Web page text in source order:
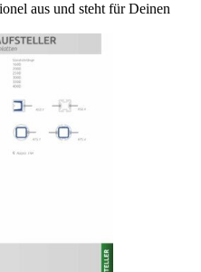
aus und steht für Deinen